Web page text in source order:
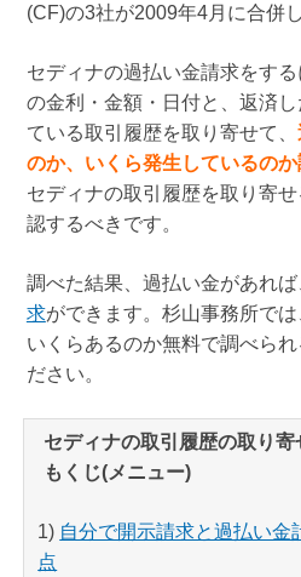
(CF)の3社が2009年4月に合併
セディナの過払い金請求をす
の金利・金額・日付と、返済
ている取引履歴を取り寄せて、
のか、いくら発生しているのか
セディナの取引履歴を取り寄
認するべきです。
調べた結果、過払い金があれば
求ができます。杉山事務所では
いくらあるのか無料で調べら
ださい。
セディナの取引履歴の取り寄
もくじ(メニュー)
1) 自分で開示請求と過払い金
点